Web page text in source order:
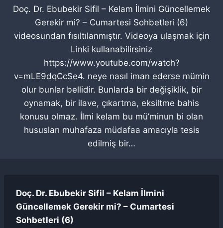
Doç. Dr. Ebubekir Sifil – Kelam İlmini Güncellemek
Gerekir mi? – Cumartesi Sohbetleri (6)
videosundan fısıltılanmıştır. Videoya ulaşmak için
Linki kullanabilirsiniz
https://www.youtube.com/watch?
v=mLE9dqCcSe4. neye nasıl iman ederse mümin
olur bunlar bellidir. Bunlarda bir değişiklik, bir
oynamak, bir ilave, çıkartma, eksiltme bahis
konusu olmaz. İlmi kelam bu mü’minun bi olan
hususları muhafaza müdafaa amacıyla tesis
edilmiş bir…
Doç. Dr. Ebubekir Sifil – Kelam İlmini
Güncellemek Gerekir mi? – Cumartesi
Sohbetleri (6)